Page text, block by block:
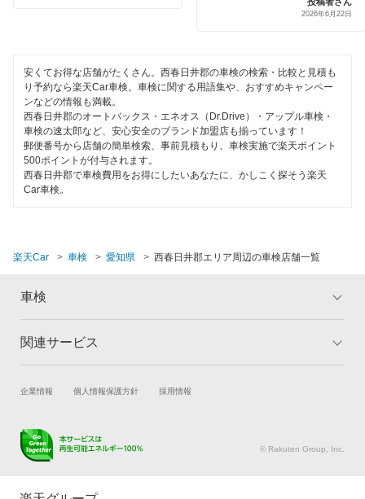
春日井市
蒲郡市
刈谷市
北設楽郡
清須市
小牧市
新城市
田原市
ハイブリッド車OK
EV車OK
120分以内の車検
1日車検
整備保証
1級整備士在籍
GTNET×カフェ車検
ホリデー車検
出光興産「らくらく安心車検」
ベアーズ車検
閉じる
2026年6月22日
安くてお得な店舗がたくさん。西春日井郡の車検の検索・比較と見積も
り予約なら楽天Car車検。車検に関する用語集や、おすすめキャンペー
ンなどの情報も満載。
西春日井郡のオートバックス・エネオス（Dr.Drive）・アップル車検・
車検の速太郎など、安心安全のブランド加盟店も揃っています！
郵便番号から店舗の簡単検索、事前見積もり、車検実施で楽天ポイント
500ポイントが付与されます。
西春日井郡で車検費用をお得にしたいあなたに、かしこく探そう楽天
Car車検。
楽天Car 車検 愛知県 西春日井郡エリア周辺の車検店舗一覧
車検
トップ
車検の基礎知識 キャンペーン一覧
関連サービス
試乗・商談 新車購入
キズ修理予約
メンテナンス管理
タイヤ交換サービス
企業情報 個人情報保護方針 採用情報
© Rakuten Group, Inc.